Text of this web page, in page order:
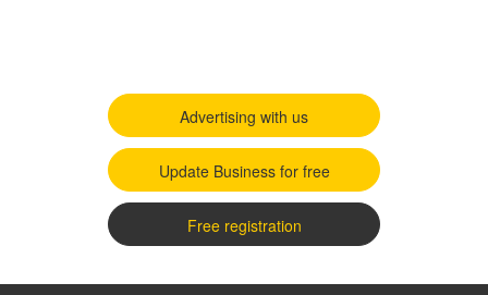
Advertising with us
Update Business for free
Free registration